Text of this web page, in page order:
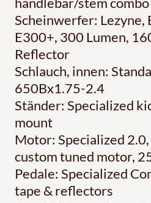
Scheinwerfer: Lezyne,
E300+, 300 Lumen,
Reflector
Schlauch, innen:
650Bx1.75-2.4
Ständer: Specialized
mount
Motor: Specialized
custom tuned motor,
Pedale: Specialized
tape & reflectors